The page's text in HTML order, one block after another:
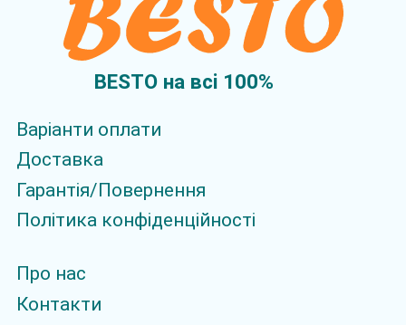
BESTO на всi 100%
Варіанти оплати
Доставка
Гарантія/Повернення
Політика конфіденційності
Про нас
Контакти